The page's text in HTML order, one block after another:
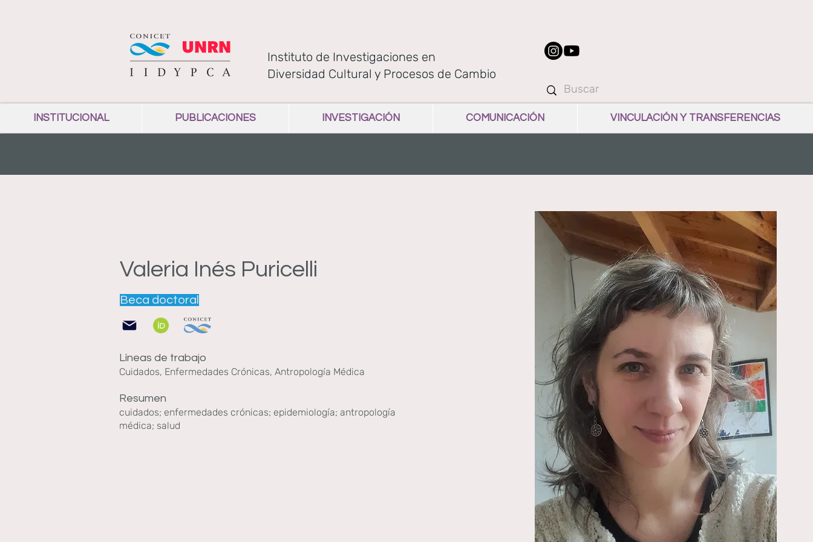
Instituto de Investigaciones en
Diversidad Cultural y Procesos de Cambio
INSTITUCIONAL PUBLICACIONES INVESTIGACIÓN COMUNICACIÓN VINCULACIÓN Y TRANSFERENCIAS
Valeria Inés Puricelli
Beca doctoral
Líneas de trabajo
Cuidados, Enfermedades Crónicas, Antropología Médica
Resumen
cuidados; enfermedades crónicas; epidemiología; antropología
médica; salud